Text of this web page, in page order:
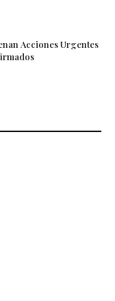
Acciones Urgentes